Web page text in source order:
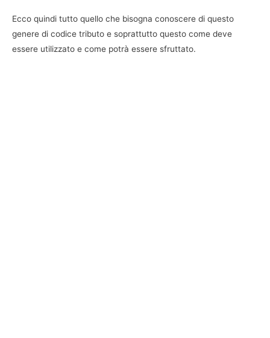
Ecco quindi tutto quello che bisogna conoscere di questo
genere di codice tributo e soprattutto questo come deve
essere utilizzato e come potrà essere sfruttato.